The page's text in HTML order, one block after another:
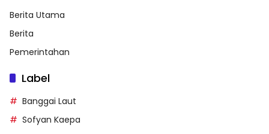
Berita Utama
Berita
Pemerintahan
Label
Banggai Laut
Sofyan Kaepa